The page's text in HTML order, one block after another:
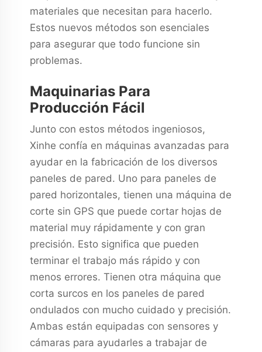
materiales que necesitan para hacerlo.
Estos nuevos métodos son esenciales
para asegurar que todo funcione sin
problemas.
Maquinarias Para
Producción Fácil
Junto con estos métodos ingeniosos,
Xinhe confía en máquinas avanzadas para
ayudar en la fabricación de los diversos
paneles de pared. Uno para paneles de
pared horizontales, tienen una máquina de
corte sin GPS que puede cortar hojas de
material muy rápidamente y con gran
precisión. Esto significa que pueden
terminar el trabajo más rápido y con
menos errores. Tienen otra máquina que
corta surcos en los paneles de pared
ondulados con mucho cuidado y precisión.
Ambas están equipadas con sensores y
cámaras para ayudarles a trabajar de